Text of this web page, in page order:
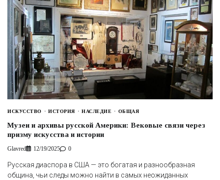
ИСКУССТВО ИСТОРИЯ НАСЛЕДИЕ ОБЩАЯ
Музеи и архивы русской Америки: Вековые связи через
призму искусства и истории
Glavred 12/19/2025 0
Русская диаспора в США — это богатая и разнообразная
община, чьи следы можно найти в самых неожиданных